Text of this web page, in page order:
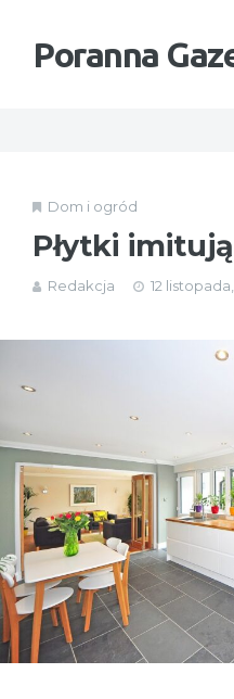
Poranna
Dom i ogród
Płytki
Redakcja 12